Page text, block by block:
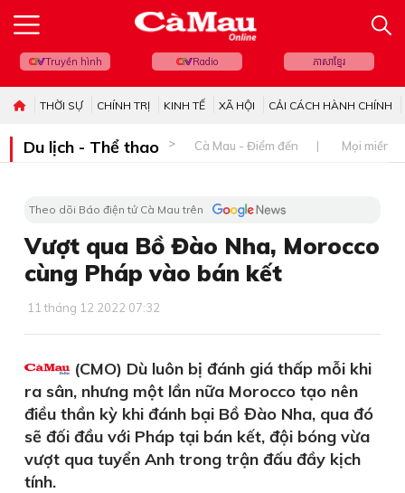
Truyền hình Radio ភាសាខ្មែរ
THỜI SỰ CHÍNH TRỊ KINH TẾ XÃ HỘI CẢI CÁCH HÀNH CHÍNH
Du lịch - Thể thao Cà Mau - Điểm đến Mọi miền
Theo dõi Báo điện tử Cà Mau trên
Vượt qua Bồ Đào Nha, Morocco
cùng Pháp vào bán kết
11 tháng 12 2022 07:32
(CMO) Dù luôn bị đánh giá thấp mỗi khi
ra sân, nhưng một lần nữa Morocco tạo nên
điều thần kỳ khi đánh bại Bồ Đào Nha, qua đó
sẽ đối đầu với Pháp tại bán kết, đội bóng vừa
vượt qua tuyển Anh trong trận đấu đầy kịch
tính.